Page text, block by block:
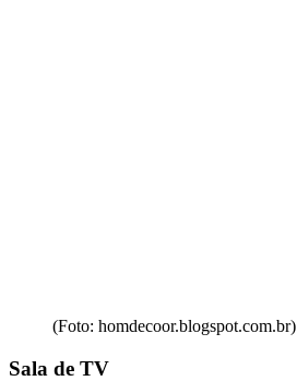
(Foto: homdecoor.blogspot.com.br)
Sala de TV